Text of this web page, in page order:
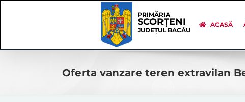
PRIMĂRIA
SCORȚENI
JUDEȚUL BACĂU
ACASĂ
Oferta vanzare teren extravilan